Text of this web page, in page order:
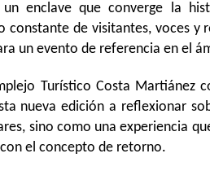
un enclave que converge la
constante de visitantes, voces y
un evento de referencia en el
Turístico Costa Martiánez
nueva edición a reflexionar
sino como una experiencia
el concepto de retorno.